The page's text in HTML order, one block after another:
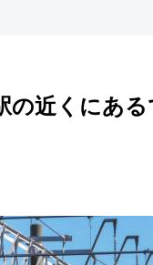
の近くにあ